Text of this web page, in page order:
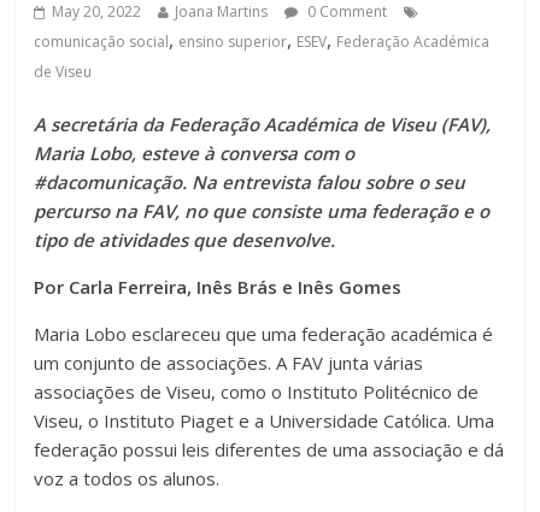
May 20, 2022 Joana Martins
0 Comment
comunicação social, ensino superior, ESEV, Federação Académica
de Viseu
A secretária da Federação Académica de Viseu (FAV),
Maria Lobo, esteve à conversa com o
#dacomunicação. Na entrevista falou sobre o seu
percurso na FAV, no que consiste uma federação e o
tipo de atividades que desenvolve.
Por Carla Ferreira, Inês Brás e Inês Gomes
Maria Lobo esclareceu que uma federação académica é
um conjunto de associações. A FAV junta várias
associações de Viseu, como o Instituto Politécnico de
Viseu, o Instituto Piaget e a Universidade Católica. Uma
federação possui leis diferentes de uma associação e dá
voz a todos os alunos.